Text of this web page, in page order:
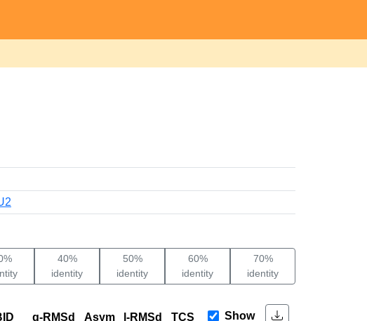
40%
identity
50%
identity
60%
identity
70%
identity
g-RMSd Asym l-RMSd TCS Show